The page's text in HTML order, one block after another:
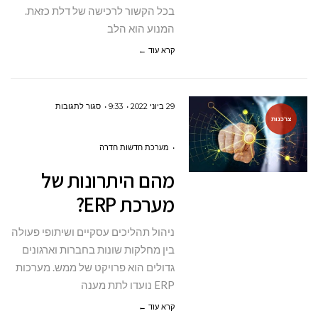
בכל הקשור לרכישה של דלת כזאת.
המנוע הוא הלב
קרא עוד ←
צרכנות
29 ביוני 2022 9:33 סגור לתגובותעל
מערכת
מערכת חדשות חדרה
מהם היתרונות של
מערכת ERP?
ניהול תהליכים עסקיים ושיתופי פעולה
בין מחלקות שונות בחברות וארגונים
גדולים הוא פרויקט של ממש. מערכות
ERP נועדו לתת מענה
קרא עוד ←